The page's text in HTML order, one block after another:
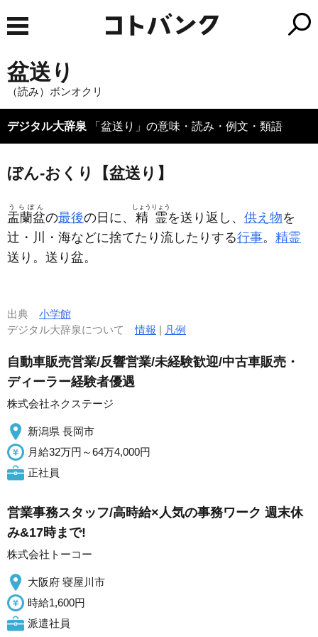
盆送り
（読み）ボンオクリ
デジタル大辞泉 「盆送り」の意味・読み・例文・類語
ぼん‐おくり【盆送り】
盂蘭盆
うらぼん
の最後の日に、 精霊
しょうりょう
を送り返し、 供え物を
辻・川・海などに捨てたり流したりする行事。 精霊
送り。送り盆。
出典 小学館
デジタル大辞泉について情報 | 凡例
自動車販売営業/反響営業/未経験歓迎/中古車販売・
ディーラー経験者優遇
株式会社ネクステージ
新潟県 長岡市
月給32万円～64万4,000円
正社員
営業事務スタッフ/高時給×人気の事務ワーク 週末休
み&17時まで!
株式会社トーコー
大阪府 寝屋川市
時給1,600円
派遣社員